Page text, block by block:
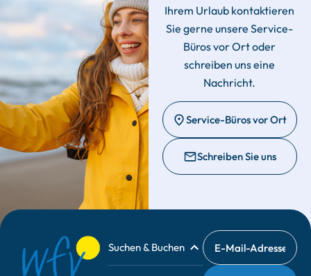
Ihrem Urlaub kontaktieren
Sie gerne unsere Service-
Büros vor Ort oder
schreiben uns eine
Nachricht.
Service-Büros vor Ort
Schreiben Sie uns
Suchen & Buchen